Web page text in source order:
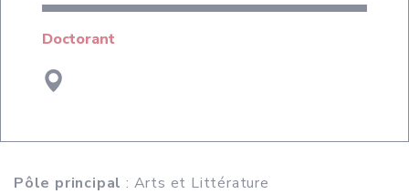
Doctorant
Pôle principal : Arts et Littérature